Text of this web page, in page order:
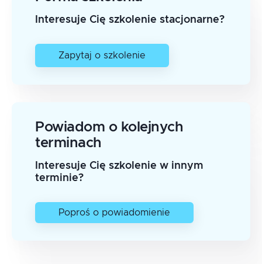
Interesuje Cię szkolenie stacjonarne?
Zapytaj o szkolenie
Powiadom o kolejnych
terminach
Interesuje Cię szkolenie w innym
terminie?
Poproś o powiadomienie